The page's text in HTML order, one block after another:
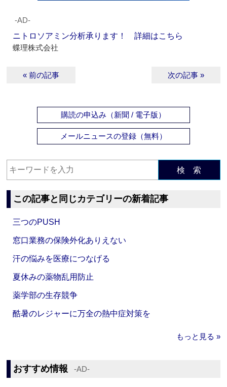
‐AD‐
ニトロソアミン分析承ります！ 詳細はこちら
蝶理株式会社
« 前の記事 次の記事 »
購読の申込み（新聞 / 電子版）
メールニュースの登録（無料）
検 索
この記事と同じカテゴリーの新着記事
三つのPUSH
窓口業務の保険外化ありえない
汗の悩みを医療につなげる
夏休みの薬物乱用防止
薬学部の生存競争
酷暑のレジャーに万全の熱中症対策を
もっと見る »
おすすめ情報 ‐AD‐